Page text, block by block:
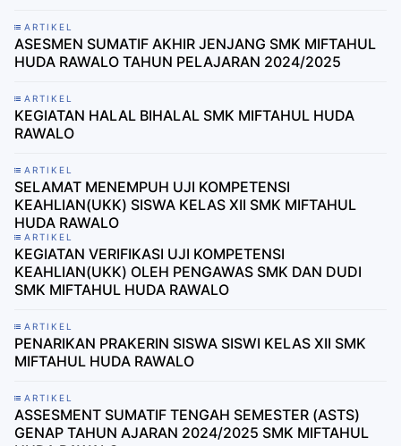
ARTIKEL
ASESMEN SUMATIF AKHIR JENJANG SMK MIFTAHUL
HUDA RAWALO TAHUN PELAJARAN 2024/2025
ARTIKEL
KEGIATAN HALAL BIHALAL SMK MIFTAHUL HUDA
RAWALO
ARTIKEL
SELAMAT MENEMPUH UJI KOMPETENSI
KEAHLIAN(UKK) SISWA KELAS XII SMK MIFTAHUL
HUDA RAWALO
ARTIKEL
KEGIATAN VERIFIKASI UJI KOMPETENSI
KEAHLIAN(UKK) OLEH PENGAWAS SMK DAN DUDI
SMK MIFTAHUL HUDA RAWALO
ARTIKEL
PENARIKAN PRAKERIN SISWA SISWI KELAS XII SMK
MIFTAHUL HUDA RAWALO
ARTIKEL
ASSESMENT SUMATIF TENGAH SEMESTER (ASTS)
GENAP TAHUN AJARAN 2024/2025 SMK MIFTAHUL